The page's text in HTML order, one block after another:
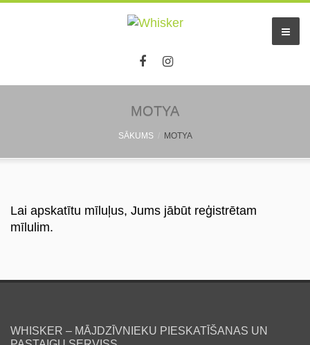
MOTYA
SĀKUMS MOTYA
Lai apskatītu mīluļus, Jums jābūt reģistrētam
mīlulim.
WHISKER – MĀJDZĪVNIEKU PIESKATĪŠANAS UN